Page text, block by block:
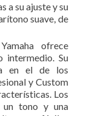
a su ajuste y su
suave, de
ofrece
intermedio. Su
en el de los
y Custom
Los
un tono y una